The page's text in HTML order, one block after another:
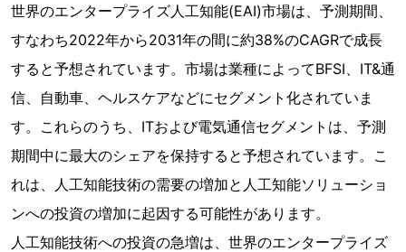
世界のエンタープライズ人工知能(EAI)市場は、予測期間、
すなわち2022年から2031年の間に約38%のCAGRで成長
すると予想されています。市場は業種によってBFSI、IT&通
信、自動車、ヘルスケアなどにセグメント化されていま
す。これらのうち、ITおよび電気通信セグメントは、予測
期間中に最大のシェアを保持すると予想されています。こ
れは、人工知能技術の需要の増加と人工知能ソリューショ
ンへの投資の増加に起因する可能性があります。
人工知能技術への投資の急増は、世界のエンタープライズ